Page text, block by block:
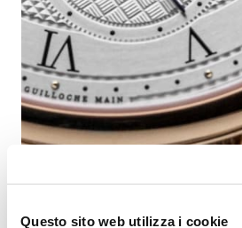
Questo sito web utilizza i cookie
Indicazione dei secondi